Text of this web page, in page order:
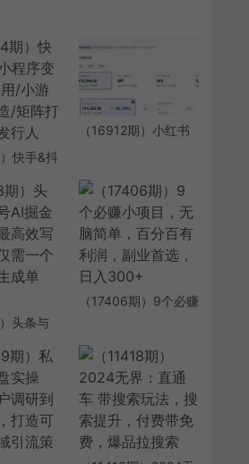
快手&抖
项目打
与游戏发
（16912期）小红书
矩阵
头条与
作方
标题一
…
（17406期）9个必赚
首选，日入300+